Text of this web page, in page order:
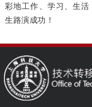
彩地工作、学习、生
生路演成功！